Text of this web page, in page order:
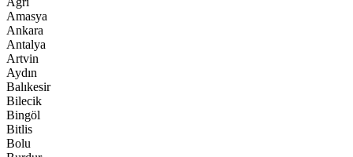
Amasya
Ankara
Antalya
Artvin
Aydın
Balıkesir
Bilecik
Bingöl
Bitlis
Bolu